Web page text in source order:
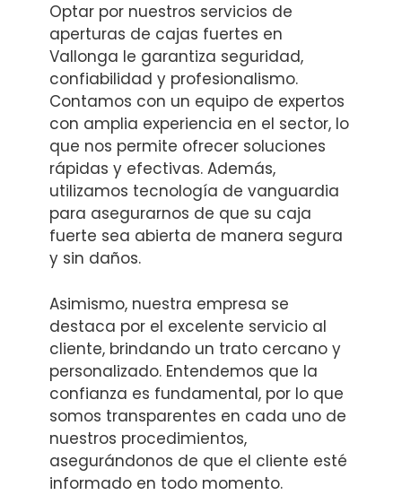
Optar por nuestros servicios de
aperturas de cajas fuertes en
Vallonga le garantiza seguridad,
confiabilidad y profesionalismo.
Contamos con un equipo de expertos
con amplia experiencia en el sector, lo
que nos permite ofrecer soluciones
rápidas y efectivas. Además,
utilizamos tecnología de vanguardia
para asegurarnos de que su caja
fuerte sea abierta de manera segura
y sin daños.
Asimismo, nuestra empresa se
destaca por el excelente servicio al
cliente, brindando un trato cercano y
personalizado. Entendemos que la
confianza es fundamental, por lo que
somos transparentes en cada uno de
nuestros procedimientos,
asegurándonos de que el cliente esté
informado en todo momento.